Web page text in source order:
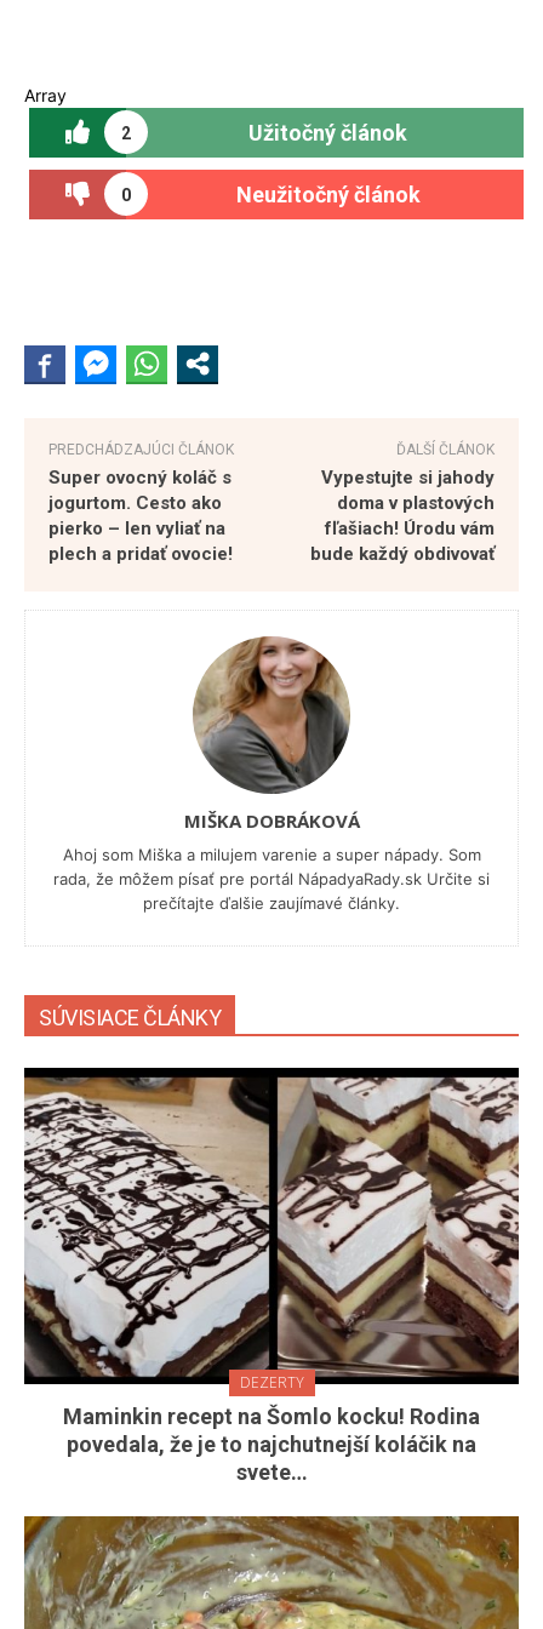
Array
2 Užitočný článok
0 Neužitočný článok
PREDCHÁDZAJÚCI ČLÁNOK
Super ovocný koláč s
jogurtom. Cesto ako
pierko – len vyliať na
plech a pridať ovocie!
ĎALŠÍ ČLÁNOK
Vypestujte si jahody
doma v plastových
fľašiach! Úrodu vám
bude každý obdivovať
MIŠKA DOBRÁKOVÁ
Ahoj som Miška a milujem varenie a super nápady. Som
rada, že môžem písať pre portál NápadyaRady.sk Určite si
prečítajte ďalšie zaujímavé články.
SÚVISIACE ČLÁNKY
DEZERTY
Maminkin recept na Šomlo kocku! Rodina
povedala, že je to najchutnejší koláčik na
svete…